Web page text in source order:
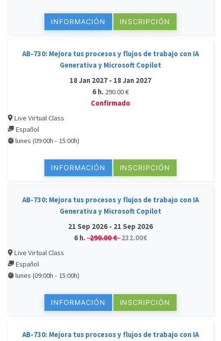
INFORMACIÓN INSCRIPCIÓN
AB-730: Mejora tus procesos y flujos de trabajo con IA
Generativa y Microsoft Copilot
18 Jan 2027 - 18 Jan 2027
6 h. 290.00 €
Confirmado
Live Virtual Class
Español
lunes (09:00h - 15:00h)
INFORMACIÓN INSCRIPCIÓN
AB-730: Mejora tus procesos y flujos de trabajo con IA
Generativa y Microsoft Copilot
21 Sep 2026 - 21 Sep 2026
6 h.290.00 € 232.00€
Live Virtual Class
Español
lunes (09:00h - 15:00h)
INFORMACIÓN INSCRIPCIÓN
AB-730: Mejora tus procesos y flujos de trabajo con IA